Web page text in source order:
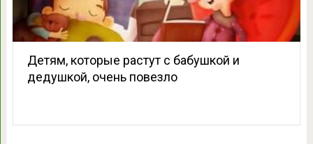
Детям, которые растут с бабушкой и
дедушкой, очень повезло